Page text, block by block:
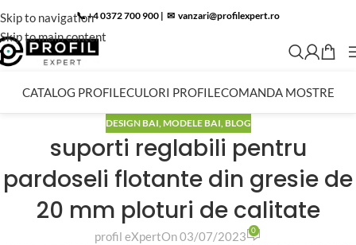
Skip to navigation
Skip to main content
📞 +4 0372 700 900 | ✉︎ vanzari@profilexpert.ro
CATALOG PROFILECULORI PROFILECOMANDA MOSTRE
DESIGN BAI,MODELE BAI,BLOG
suporti reglabili pentru
pardoseli flotante din gresie de
20 mm ploturi de calitate
profil eXpertOn 03/07/2023 0